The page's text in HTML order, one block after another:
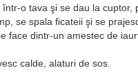
într-o tava şi se dau la cuptor,
se spala ficateii şi se
face dintr-un amestec de
calde, alaturi de sos.